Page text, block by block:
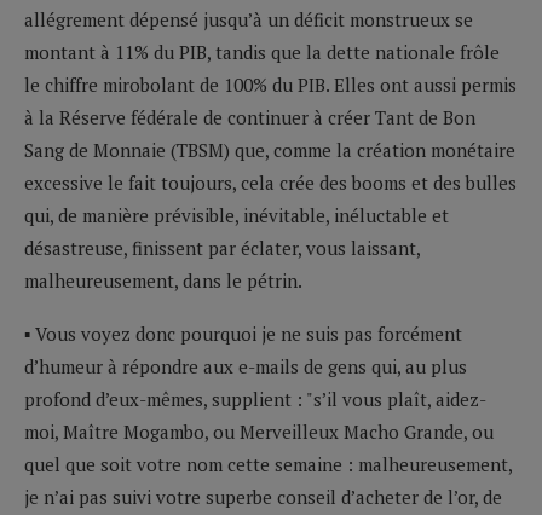
allégrement dépensé jusqu’à un déficit monstrueux se
montant à 11% du PIB, tandis que la dette nationale frôle
le chiffre mirobolant de 100% du PIB. Elles ont aussi permis
à la Réserve fédérale de continuer à créer Tant de Bon
Sang de Monnaie (TBSM) que, comme la création monétaire
excessive le fait toujours, cela crée des booms et des bulles
qui, de manière prévisible, inévitable, inéluctable et
désastreuse, finissent par éclater, vous laissant,
malheureusement, dans le pétrin.
▪ Vous voyez donc pourquoi je ne suis pas forcément
d’humeur à répondre aux e-mails de gens qui, au plus
profond d’eux-mêmes, supplient : "s’il vous plaît, aidez-
moi, Maître Mogambo, ou Merveilleux Macho Grande, ou
quel que soit votre nom cette semaine : malheureusement,
je n’ai pas suivi votre superbe conseil d’acheter de l’or, de